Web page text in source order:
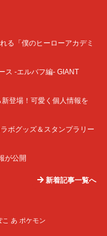
る「僕のヒーローアカデミ
ス -エルバフ編- GIANT
登場！可愛く個人情報を
ボグッズ＆スタンプラリー
が公開
新着記事一覧へ
こ あ ポケモン